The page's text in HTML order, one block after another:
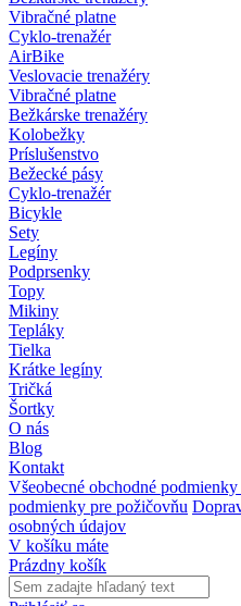
Vibračné platne
Cyklo-trenažér
AirBike
Veslovacie trenažéry
Vibračné platne
Bežkárske trenažéry
Kolobežky
Príslušenstvo
Bežecké pásy
Cyklo-trenažér
Bicykle
Sety
Legíny
Podprsenky
Topy
Mikiny
Tepláky
Tielka
Krátke legíny
Tričká
Šortky
O nás
Blog
Kontakt
Všeobecné obchodné podmienky
podmienky pre požičovňu
osobných údajov
V košíku máte
Prázdny košík